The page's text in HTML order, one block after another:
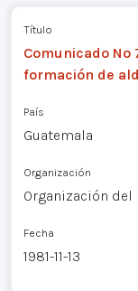
Título
Comunicado Nº
formación de
País
Guatemala
Organización
Organización del
Fecha
1981-11-13